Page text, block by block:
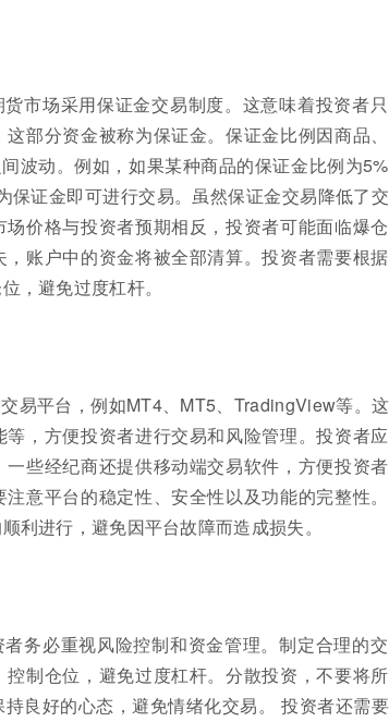
市场采用保证金交易制度。这意味着投资者
部分资金被称为保证金。保证金比例因商品
波动。例如，如果某种商品的保证金比例为
保证金即可进行交易。虽然保证金交易降低了交
价格与投资者预期相反，投资者可能面临爆仓
账户中的资金将被全部清算。投资者需要根
，避免过度杠杆。
易平台，例如MT4、MT5、TradingView等。
，方便投资者进行交易和风险管理。投资者
些经纪商还提供移动端交易软件，方便投资
意平台的稳定性、安全性以及功能的完整性
利进行，避免因平台故障而造成损失。
务必重视风险控制和资金管理。制定合理的交
制仓位，避免过度杠杆。分散投资，不要将
良好的心态，避免情绪化交易。 投资者还需